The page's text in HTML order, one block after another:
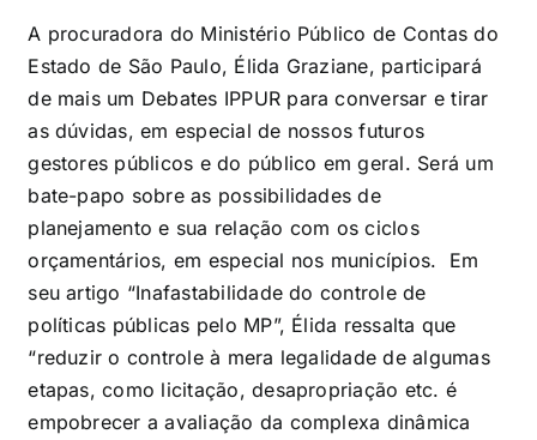
A procuradora do Ministério Público de Contas do
Estado de São Paulo, Élida Graziane, participará
de mais um Debates IPPUR para conversar e tirar
as dúvidas, em especial de nossos futuros
gestores públicos e do público em geral. Será um
bate-papo sobre as possibilidades de
planejamento e sua relação com os ciclos
orçamentários, em especial nos municípios. Em
seu artigo “Inafastabilidade do controle de
políticas públicas pelo MP”, Élida ressalta que
“reduzir o controle à mera legalidade de algumas
etapas, como licitação, desapropriação etc. é
empobrecer a avaliação da complexa dinâmica